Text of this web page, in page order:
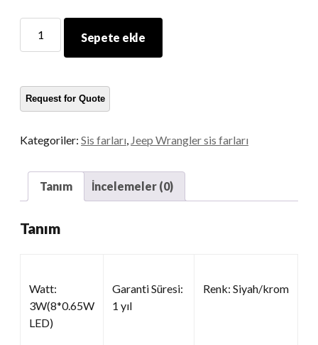
miktar
Sepete ekle
Kategoriler: Sis farları Jeep Wrangler sis farları
Tanım İncelemeler (0)
Tanım
Watt:
3W(8*0.65W
LED)
Garanti Süresi:
1 yıl
Renk: Siyah/krom